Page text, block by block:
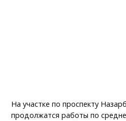
На участке по проспекту
продолжатся работы по